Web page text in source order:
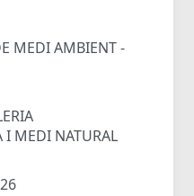
MEDI AMBIENT -
I MEDI NATURAL